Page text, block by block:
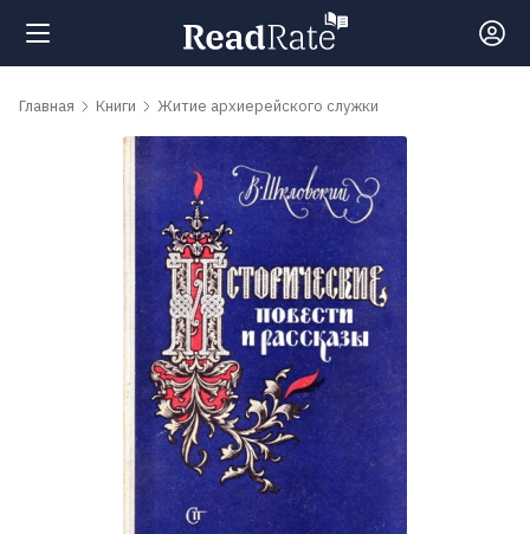
Поиск
обсуждаемые
Главная Книги Житие архиерейского служки